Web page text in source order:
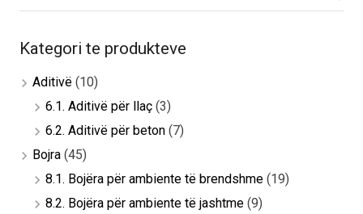
Kategori te produkteve
Aditivë (10)
6.1. Aditivë për llaç (3)
6.2. Aditivë për beton (7)
Bojra (45)
8.1. Bojëra për ambiente të brendshme (19)
8.2. Bojëra për ambiente të jashtme (9)